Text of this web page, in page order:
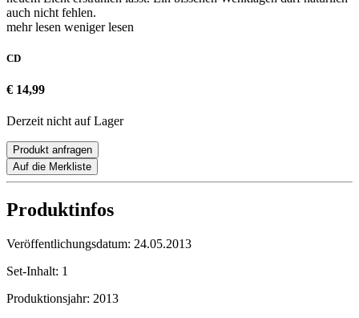
auch nicht fehlen.
mehr lesen weniger lesen
CD
€ 14,99
Derzeit nicht auf Lager
Produkt anfragen
Auf die Merkliste
Produktinfos
Veröffentlichungsdatum: 24.05.2013
Set-Inhalt: 1
Produktionsjahr: 2013